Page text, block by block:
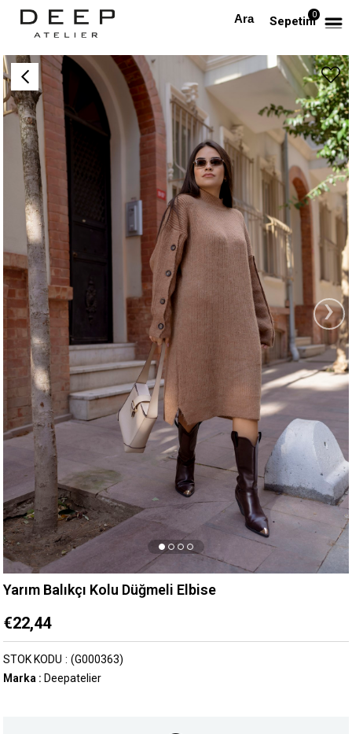
Sepetim0
Anasayfa Yarım Balıkçı Kolu Düğmeli Elbise
›
Yarım Balıkçı Kolu Düğmeli Elbise
€22,44
(G000363)
STOK KODU
Marka : Deepatelier